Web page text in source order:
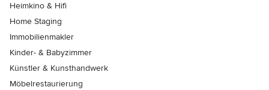
Heimkino & Hifi
Home Staging
Immobilienmakler
Kinder- & Babyzimmer
Künstler & Kunsthandwerk
Möbelrestaurierung